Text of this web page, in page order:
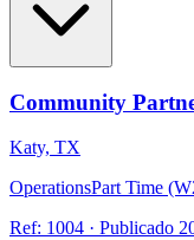
Community
Katy, TX
OperationsPart Time
Ref: 1004 · Publicado